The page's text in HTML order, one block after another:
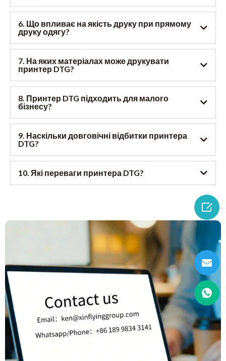
6. Що впливає на якість друку при прямому
друку одягу?
7. На яких матеріалах може друкувати
принтер DTG?
8. Принтер DTG підходить для малого
бізнесу?
9. Наскільки довговічні відбитки принтера
DTG?
10. Які переваги принтера DTG?
